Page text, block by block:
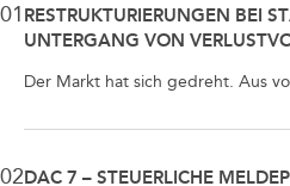
01 RESTRUKTURIERUNGEN BEI
UNTERGANG VON
Der Markt hat sich gedreht. Aus
02 DAC 7 – STEUERLICHE